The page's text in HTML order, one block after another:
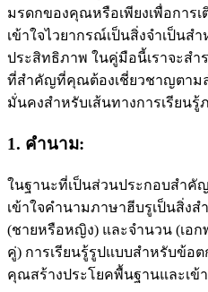
มรดกของคุณหรือเพียงเพื่อการ
เข้าใจไวยากรณ์เป็นสิ่งจําเป็นสํ
ประสิทธิภาพ ในคู่มือนี้เราจะสํ
ที่สําคัญที่คุณต้องเชี่ยวชาญตาม
มั่นคงสําหรับเส้นทางการเรียน
1. คํานาม:
ในฐานะที่เป็นส่วนประกอบสําคั
เข้าใจคํานามภาษาฮีบรูเป็นสิ่ง
(ชายหรือหญิง) และจํานวน (เอ
คู่) การเรียนรู้รูปแบบสําหรับข้อ
คุณสร้างประโยคพื้นฐานและเข้